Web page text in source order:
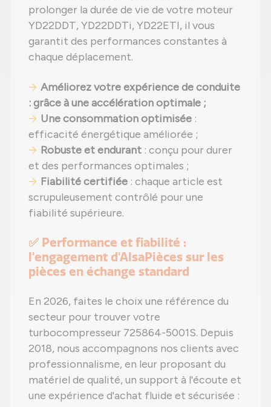
prolonger la durée de vie de votre moteur
YD22DDT, YD22DDTi, YD22ETI, il vous
garantit des performances constantes à
chaque déplacement.
Améliorez votre expérience de conduite
: grâce à une accélération optimale ;
Une consommation optimisée :
efficacité énergétique améliorée ;
Robuste et endurant : conçu pour durer
et des performances optimales ;
Fiabilité certifiée : chaque article est
scrupuleusement contrôlé pour une
fiabilité supérieure.
✅ Performance et fiabilité :
l'engagement d'AlsaPièces sur les
pièces en échange standard
En 2026, faites le choix une référence du
secteur pour trouver votre
turbocompresseur 725864-5001S. Depuis
2018, nous accompagnons nos clients avec
professionnalisme, en leur proposant du
matériel de qualité, un support à l'écoute et
une expérience d'achat fluide et sécurisée :